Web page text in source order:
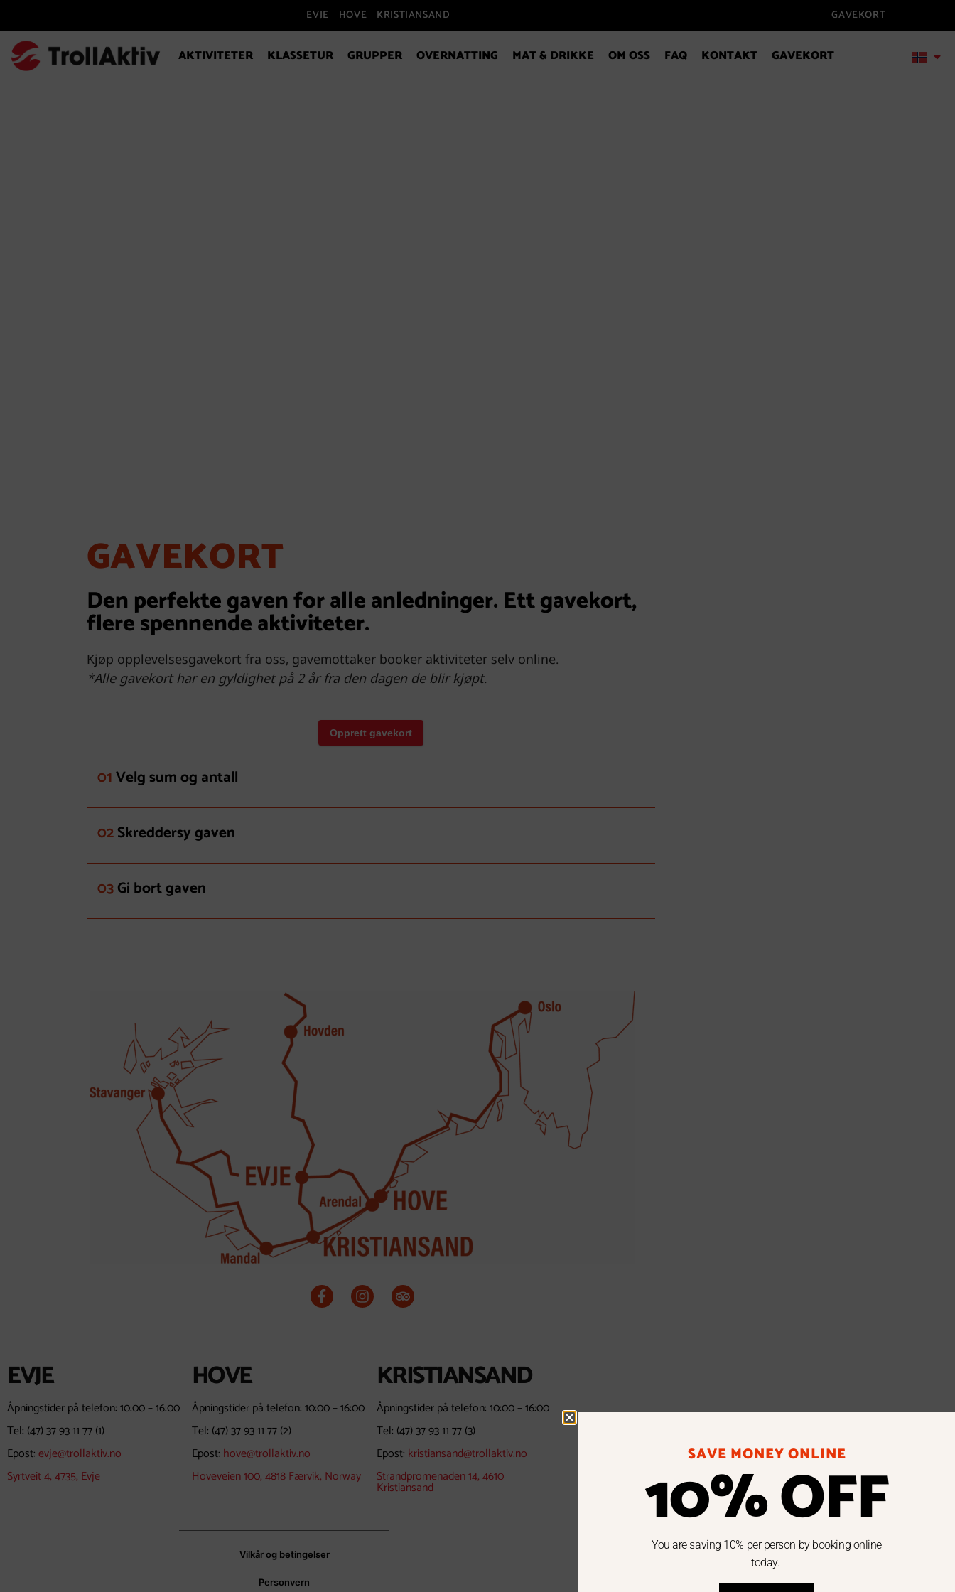
EVJE HOVE KRISTIANSAND GAVEKORT
AKTIVITETER KLASSETUR GRUPPER OVERNATTING MAT & DRIKKE OM OSS FAQ KONTAKT GAVEKORT
GAVEKORT
Den perfekte gaven for alle anledninger. Ett gavekort,
flere spennende aktiviteter.
Kjøp opplevelsesgavekort fra oss, gavemottaker booker aktiviteter selv online.
*Alle gavekort har en gyldighet på 2 år fra den dagen de blir kjøpt.
01Velg sum og antall
02Skreddersy gaven
03Gi bort gaven
EVJE
Åpningstider på telefon: 10:00 – 16:00
Tel: (47) 37 93 11 77(1)
Epost:evje@trollaktiv.no
Syrtveit 4, 4735, Evje
HOVE
Åpningstider på telefon: 10:00 – 16:00
Tel: (47) 37 93 11 77(2)
Epost: hove@trollaktiv.no
Hoveveien 100, 4818 Færvik, Norway
KRISTIANSAND
Åpningstider på telefon: 10:00 – 16:00
Tel: (47) 37 93 11 77(3)
Epost: kristiansand@trollaktiv.no
Strandpromenaden 14, 4610
Kristiansand
Vilkår og betingelser
Personvern
SAVE MONEY ONLINE
10% OFF
You are saving 10% per person by booking online
today.